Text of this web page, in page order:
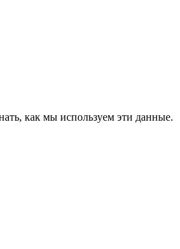
как мы используем эти данные.